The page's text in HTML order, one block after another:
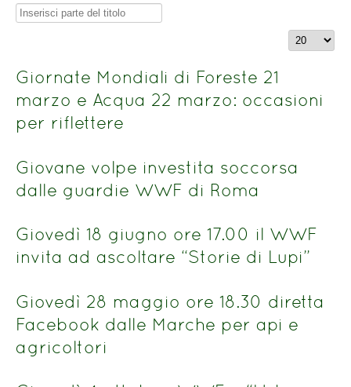
Inserisci
titolo
Visualizza
Giornate Mondiali di Foreste 21
marzo e Acqua 22 marzo: occasioni
per riflettere
Giovane volpe investita soccorsa
dalle guardie WWF di Roma
Giovedì 18 giugno ore 17.00 il WWF
invita ad ascoltare “Storie di Lupi”
Giovedì 28 maggio ore 18.30 diretta
Facebook dalle Marche per api e
agricoltori